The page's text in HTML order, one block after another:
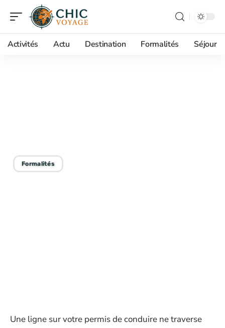
Activités Actu Destination Formalités Séjour
Formalités
Une ligne sur votre permis de conduire ne traverse